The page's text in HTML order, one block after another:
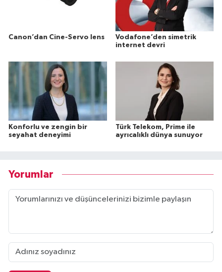
Canon’dan Cine-Servo lens
Vodafone’den simetrik
internet devri
Konforlu ve zengin bir
seyahat deneyimi
Türk Telekom, Prime ile
ayrıcalıklı dünya sunuyor
Yorumlar